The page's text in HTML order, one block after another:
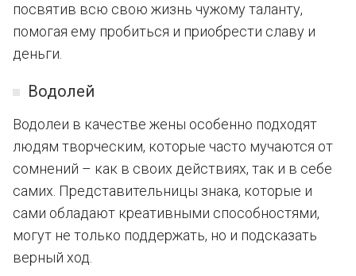
посвятив всю свою жизнь чужому таланту,
помогая ему пробиться и приобрести славу и
деньги.
Водолей
Водолеи в качестве жены особенно подходят
людям творческим, которые часто мучаются от
сомнений – как в своих действиях, так и в себе
самих. Представительницы знака, которые и
сами обладают креативными способностями,
могут не только поддержать, но и подсказать
верный ход.